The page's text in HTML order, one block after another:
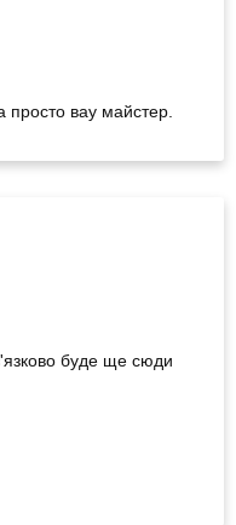
вау майстер.
буде ще сюди